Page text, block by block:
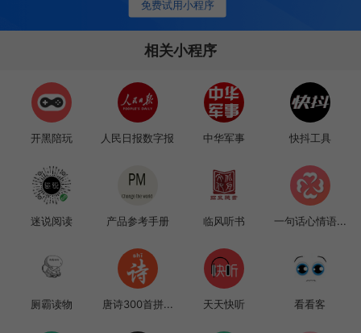
免费试用小程序
相关小程序
开黑陪玩 人民日报数字报 中华军事 快抖工具
迷说阅读 产品参考手册 临风听书 一句话心情语...
厕霸读物 唐诗300首拼... 天天快听 看看客